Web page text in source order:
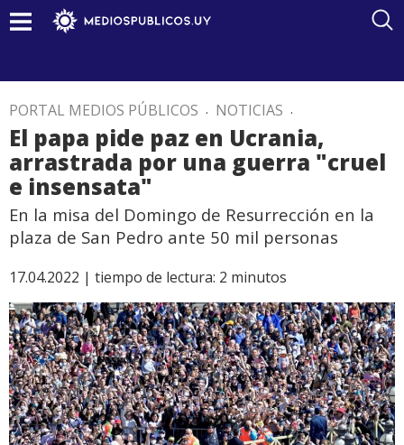
PORTAL MEDIOS PÚBLICOS . NOTICIAS .
El papa pide paz en Ucrania,
arrastrada por una guerra "cruel
e insensata"
En la misa del Domingo de Resurrección en la
plaza de San Pedro ante 50 mil personas
17.04.2022 | tiempo de lectura: 2 minutos